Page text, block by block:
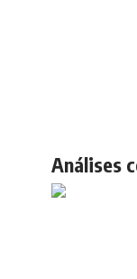
Análises